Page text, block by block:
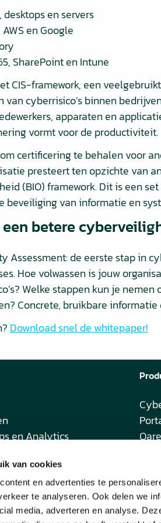
van cookies
en advertenties te
te analyseren. Ook delen we
media, adverteren en analyse.
en servers
en Google
SharePoint en Intune
CIS-framework, een
cyberrisico’s binnen
apparaten en
vormt voor de productiviteit.
certificering te behalen voor
presteert ten opzichte van
(BIO) framework. Dit is een
beveiliging van informatie en
betere
Assessment: de eerste stap in
Hoe volwassen is jouw
Welke stappen kun je
Concrete, bruikbare
Download snel de whitepaper!
en Analytics
Alle